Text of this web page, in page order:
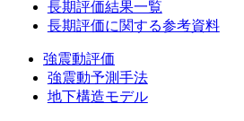
長期評価結果一覧
長期評価に関する参考資料
強震動評価
強震動予測手法
地下構造モデル